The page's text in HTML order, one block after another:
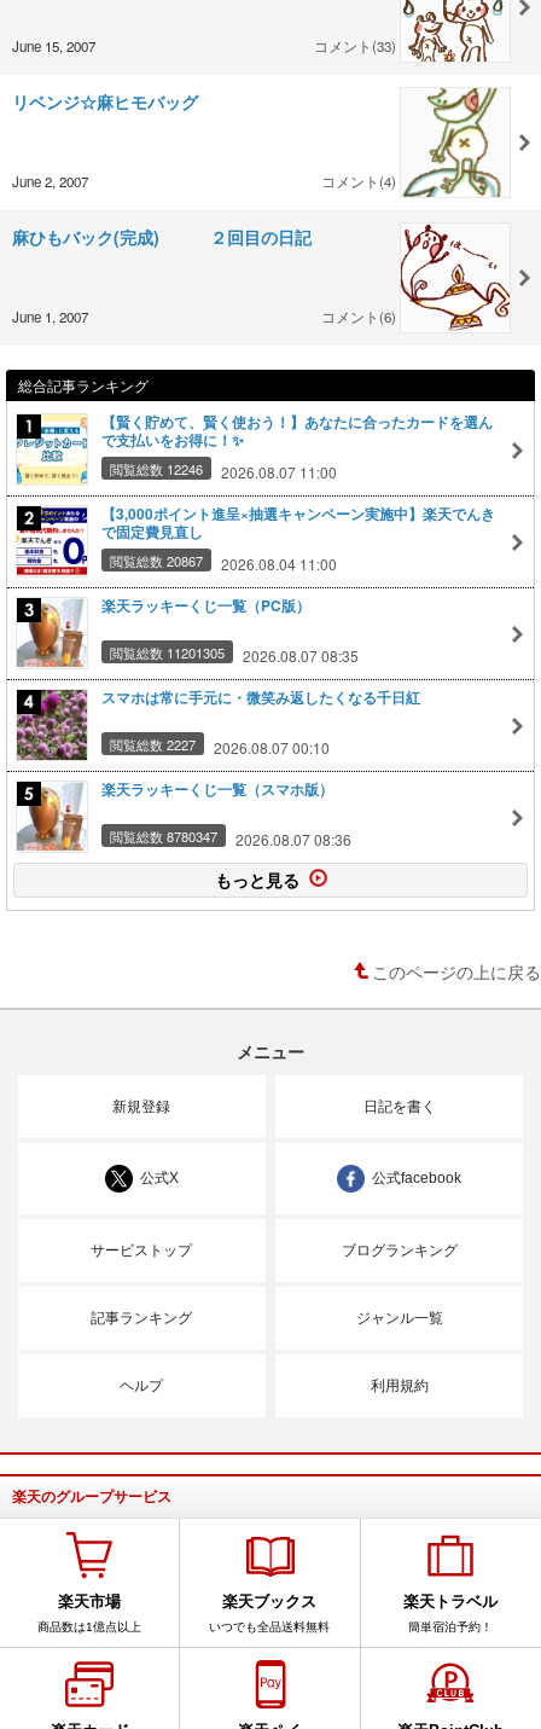
June 15, 2007 コメント(33)
リベンジ☆麻ヒモバッグ
June 2, 2007 コメント(4)
麻ひもバック(完成) ２回目の日記
June 1, 2007 コメント(6)
総合記事ランキング
【賢く貯めて、賢く使おう！】あなたに合ったカードを選ん
で支払いをお得に！✨
閲覧総数 12246 2026.08.07 11:00
【3,000ポイント進呈×抽選キャンペーン実施中】楽天でんき
で固定費見直し
閲覧総数 20867 2026.08.04 11:00
楽天ラッキーくじ一覧（PC版）
閲覧総数 11201305 2026.08.07 08:35
スマホは常に手元に・微笑み返したくなる千日紅
閲覧総数 2227 2026.08.07 00:10
楽天ラッキーくじ一覧（スマホ版）
閲覧総数 8780347 2026.08.07 08:36
もっと見る
このページの上に戻る
メニュー
新規登録 日記を書く
公式X 公式facebook
サービストップ ブログランキング
記事ランキング ジャンル一覧
ヘルプ 利用規約
楽天のグループサービス
楽天市場
商品数は1億点以上
楽天ブックス
いつでも全品送料無料
楽天トラベル
簡単宿泊予約！